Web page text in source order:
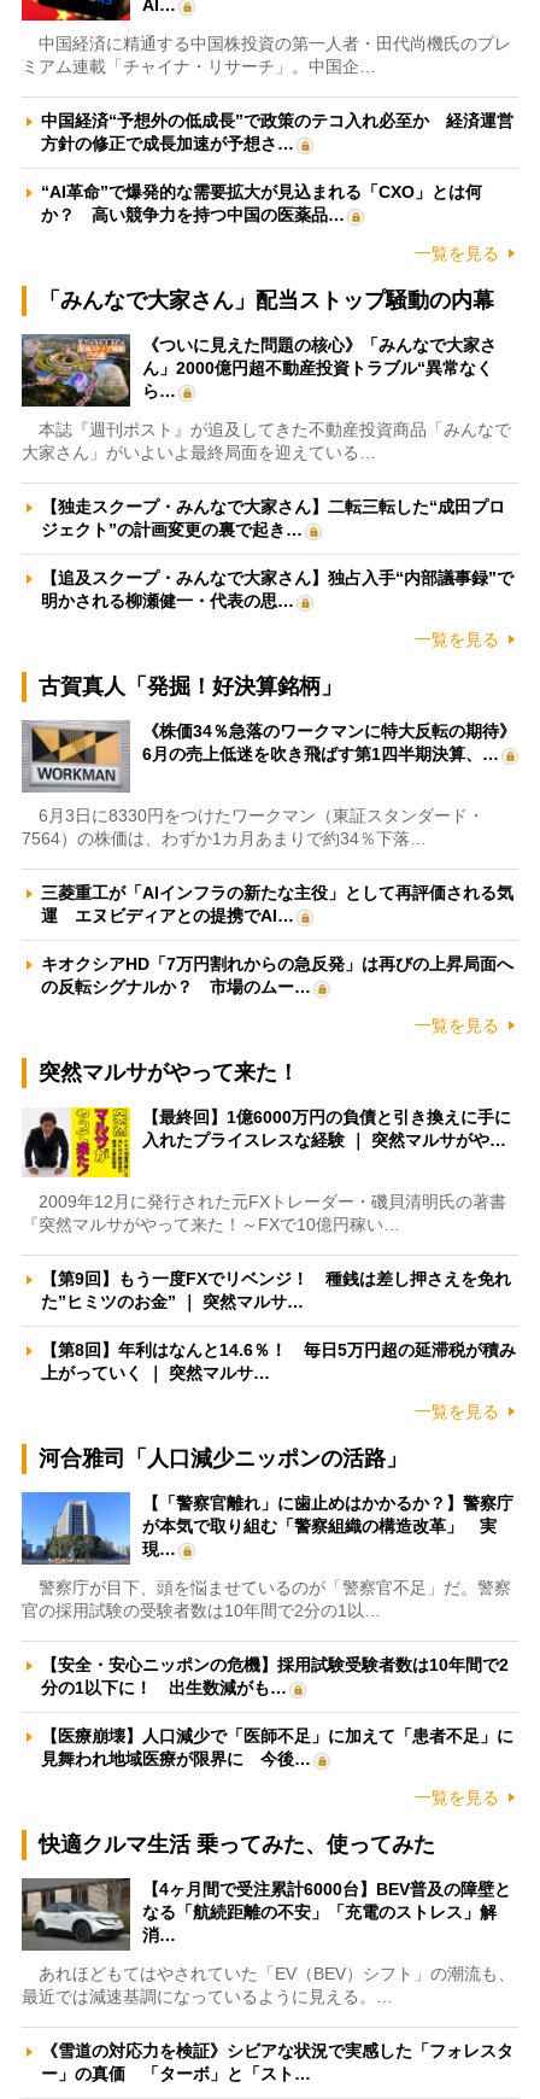
AI…
中国経済に精通する中国株投資の第一人者・田代尚機氏のプレ
ミアム連載「チャイナ・リサーチ」。中国企…
中国経済“予想外の低成長”で政策のテコ入れ必至か 経済運営
方針の修正で成長加速が予想さ…
“AI革命”で爆発的な需要拡大が見込まれる「CXO」とは何
か？ 高い競争力を持つ中国の医薬品…
一覧を見る
「みんなで大家さん」配当ストップ騒動の内幕
《ついに見えた問題の核心》「みんなで大家さ
ん」2000億円超不動産投資トラブル“異常なく
ら…
本誌『週刊ポスト』が追及してきた不動産投資商品「みんなで
大家さん」がいよいよ最終局面を迎えている…
【独走スクープ・みんなで大家さん】二転三転した“成田プロ
ジェクト”の計画変更の裏で起き…
【追及スクープ・みんなで大家さん】独占入手“内部議事録”で
明かされる柳瀬健一・代表の思…
一覧を見る
古賀真人「発掘！好決算銘柄」
《株価34％急落のワークマンに特大反転の期待》
6月の売上低迷を吹き飛ばす第1四半期決算、…
6月3日に8330円をつけたワークマン（東証スタンダード・
7564）の株価は、わずか1カ月あまりで約34％下落…
三菱重工が「AIインフラの新たな主役」として再評価される気
運 エヌビディアとの提携でAI…
キオクシアHD「7万円割れからの急反発」は再びの上昇局面へ
の反転シグナルか？ 市場のムー…
一覧を見る
突然マルサがやって来た！
【最終回】1億6000万円の負債と引き換えに手に
入れたプライスレスな経験 ｜ 突然マルサがや…
2009年12月に発行された元FXトレーダー・磯貝清明氏の著書
『突然マルサがやって来た！～FXで10億円稼い…
【第9回】もう一度FXでリベンジ！ 種銭は差し押さえを免れ
た”ヒミツのお金” ｜ 突然マルサ…
【第8回】年利はなんと14.6％！ 毎日5万円超の延滞税が積み
上がっていく ｜ 突然マルサ…
一覧を見る
河合雅司「人口減少ニッポンの活路」
【「警察官離れ」に歯止めはかかるか？】警察庁
が本気で取り組む「警察組織の構造改革」 実
現…
警察庁が目下、頭を悩ませているのが「警察官不足」だ。警察
官の採用試験の受験者数は10年間で2分の1以…
【安全・安心ニッポンの危機】採用試験受験者数は10年間で2
分の1以下に！ 出生数減がも…
【医療崩壊】人口減少で「医師不足」に加えて「患者不足」に
見舞われ地域医療が限界に 今後…
一覧を見る
快適クルマ生活 乗ってみた、使ってみた
【4ヶ月間で受注累計6000台】BEV普及の障壁と
なる「航続距離の不安」「充電のストレス」解
消…
あれほどもてはやされていた「EV（BEV）シフト」の潮流も、
最近では減速基調になっているように見える。…
《雪道の対応力を検証》シビアな状況で実感した「フォレスタ
ー」の真価 「ターボ」と「スト…